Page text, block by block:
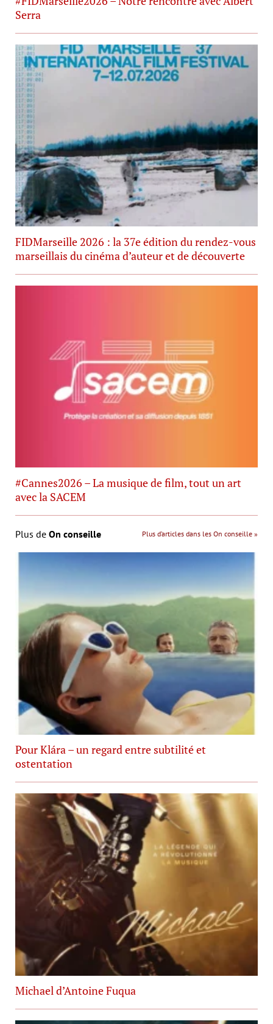
Serra
FIDMarseille 2026 : la 37e édition du rendez-vous
marseillais du cinéma d’auteur et de découverte
#Cannes2026 – La musique de film, tout un art
avec la SACEM
Plus de On conseille Plus d’articles dans les On conseille »
Pour Klára – un regard entre subtilité et
ostentation
Michael d’Antoine Fuqua